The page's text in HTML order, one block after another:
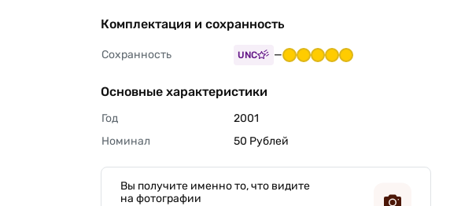
Комплектация и сохранность
Сохранность UNC —
Основные характеристики
Год
2001
Номинал
50 Рублей
Вы получите именно то, что видите
на фотографии